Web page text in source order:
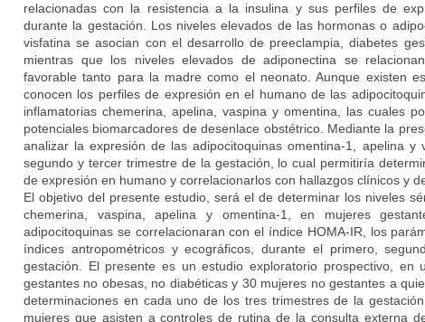
relacionadas con la resistencia a la insulina y sus perfiles de
durante la gestación. Los niveles elevados de las hormonas o
visfatina se asocian con el desarrollo de preeclampia, diabetes
mientras que los niveles elevados de adiponectina se
favorable tanto para la madre como el neonato. Aunque existen
conocen los perfiles de expresión en el humano de las
inflamatorias chemerina, apelina, vaspina y omentina, las cuales
potenciales biomarcadores de desenlace obstétrico. Mediante la
analizar la expresión de las adipocitoquinas omentina-1, apelina y
segundo y tercer trimestre de la gestación, lo cual permitiría
de expresión en humano y correlacionarlos con hallazgos clínicos y
El objetivo del presente estudio, será el de determinar los niveles
chemerina, vaspina, apelina y omentina-1, en mujeres
adipocitoquinas se correlacionaran con el índice HOMA-IR, los
índices antropométricos y ecográficos, durante el primero,
gestación. El presente es un estudio exploratorio prospectivo, en
gestantes no obesas, no diabéticas y 30 mujeres no gestantes a
determinaciones en cada uno de los tres trimestres de la
mujeres que asisten a controles de rutina de la consulta externa